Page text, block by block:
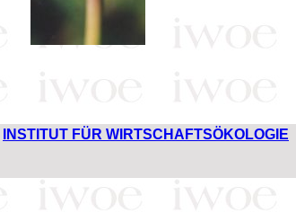
INSTITUT FÜR WIRTSCHAFTSÖKOLOGIE